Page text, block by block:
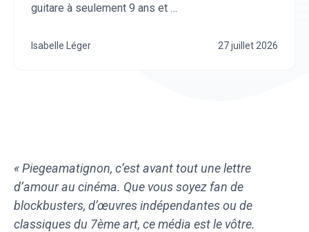
guitare à seulement 9 ans et …
Isabelle Léger 27 juillet 2026
« Piegeamatignon, c’est avant tout une lettre
d’amour au cinéma. Que vous soyez fan de
blockbusters, d’œuvres indépendantes ou de
classiques du 7ème art, ce média est le vôtre.